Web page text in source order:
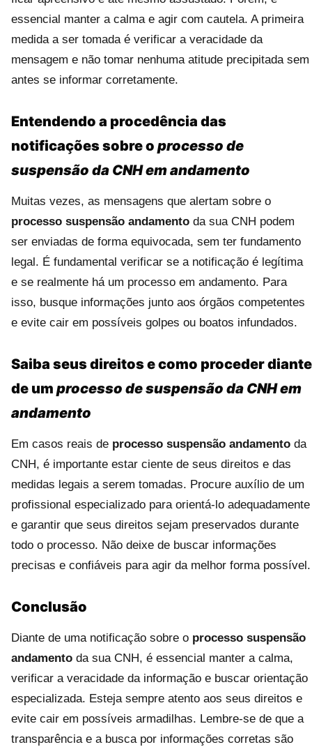
essencial manter a calma e agir com cautela. A primeira
medida a ser tomada é verificar a veracidade da
mensagem e não tomar nenhuma atitude precipitada sem
antes se informar corretamente.
Entendendo a procedência das
notificações sobre o processo de
suspensão da CNH em andamento
Muitas vezes, as mensagens que alertam sobre o
processo suspensão andamento da sua CNH podem
ser enviadas de forma equivocada, sem ter fundamento
legal. É fundamental verificar se a notificação é legítima
e se realmente há um processo em andamento. Para
isso, busque informações junto aos órgãos competentes
e evite cair em possíveis golpes ou boatos infundados.
Saiba seus direitos e como proceder diante
de um processo de suspensão da CNH em
andamento
Em casos reais de processo suspensão andamento da
CNH, é importante estar ciente de seus direitos e das
medidas legais a serem tomadas. Procure auxílio de um
profissional especializado para orientá-lo adequadamente
e garantir que seus direitos sejam preservados durante
todo o processo. Não deixe de buscar informações
precisas e confiáveis para agir da melhor forma possível.
Conclusão
Diante de uma notificação sobre o processo suspensão
andamento da sua CNH, é essencial manter a calma,
verificar a veracidade da informação e buscar orientação
especializada. Esteja sempre atento aos seus direitos e
evite cair em possíveis armadilhas. Lembre-se de que a
transparência e a busca por informações corretas são